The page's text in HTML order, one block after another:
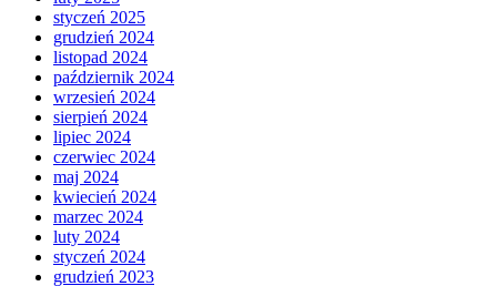
styczeń 2025
grudzień 2024
listopad 2024
październik 2024
wrzesień 2024
sierpień 2024
lipiec 2024
czerwiec 2024
maj 2024
kwiecień 2024
marzec 2024
luty 2024
styczeń 2024
grudzień 2023